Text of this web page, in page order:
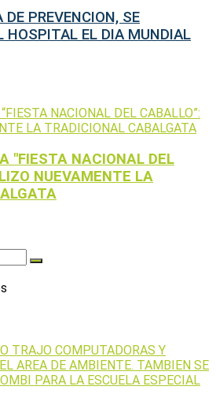
PREVENCION, SE
HOSPITAL EL DIA MUNDIAL
"FIESTA NACIONAL DEL
NUEVAMENTE LA